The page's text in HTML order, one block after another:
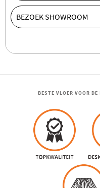
BEZOEK SHOWROOM
BESTE VLOER VOOR